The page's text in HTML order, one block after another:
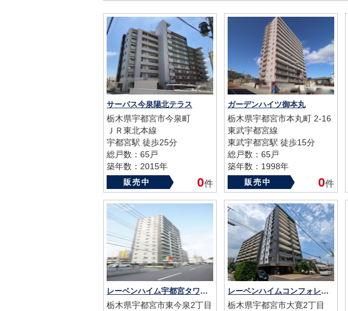
サーパス今泉陽北テラス
栃木県宇都宮市今泉町
ＪＲ東北本線
宇都宮駅 徒歩25分
総戸数：65戸
築年数：2015年
販売中 0件
ガーデンハイツ御本丸
栃木県宇都宮市本丸町 2-16
東武宇都宮線
東武宇都宮駅 徒歩15分
総戸数：65戸
築年数：1998年
販売中 0件
レーベンハイム宇都宮タワーズイースト
栃木県宇都宮市東今泉2丁目
レーベンハイムコンフォレスタ宇都宮
栃木県宇都宮市大寛2丁目